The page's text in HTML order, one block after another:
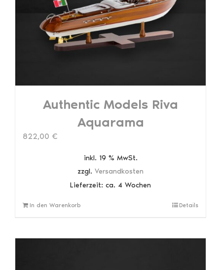
Authentic Models Riva
Aquarama
822,00 €
inkl. 19 % MwSt.
zzgl. Versandkosten
Lieferzeit: ca. 4 Wochen
In den Warenkorb Details